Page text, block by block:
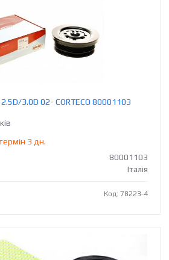
3.0D 02- CORTECO 80001103
3 дн.
80001103
Італія
Код: 78223-4